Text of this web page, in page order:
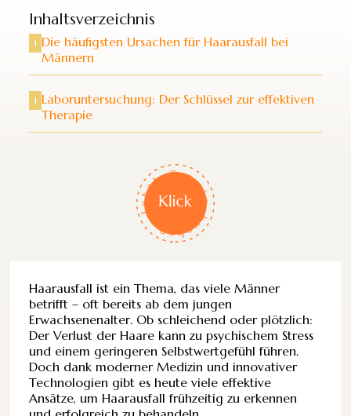
Inhaltsverzeichnis
l Die häufigsten Ursachen für Haarausfall bei
Männern
l Laboruntersuchung: Der Schlüssel zur effektiven
Therapie
Haarausfall ist ein Thema, das viele Männer
betrifft – oft bereits ab dem jungen
Erwachsenenalter. Ob schleichend oder plötzlich:
Der Verlust der Haare kann zu psychischem Stress
und einem geringeren Selbstwertgefühl führen.
Doch dank moderner Medizin und innovativer
Technologien gibt es heute viele effektive
Ansätze, um Haarausfall frühzeitig zu erkennen